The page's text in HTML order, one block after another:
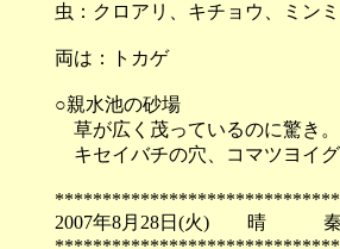
虫：クロアリ、キチョウ、ミンミ
両は：トカゲ
○親水池の砂場
草が広く茂っているのに驚き。
キセイバチの穴、コマツヨイ
2007年8月28日(火) 晴 秦